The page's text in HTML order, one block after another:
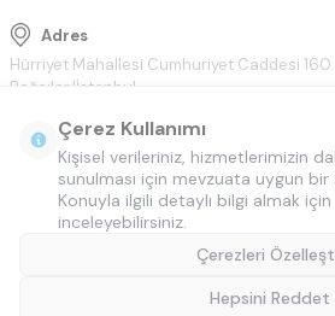
Adres
Hürriyet Mahallesi Cumhuriyet Caddesi 160.
Bağcılar/İstanbul
Çerez Kullanımı
Kişisel verileriniz, hizmetlerimizin
sunulması için mevzuata uygun bir
Konuyla ilgili detaylı bilgi almak için
inceleyebilirsiniz.
Çerezleri
Hepsini Reddet